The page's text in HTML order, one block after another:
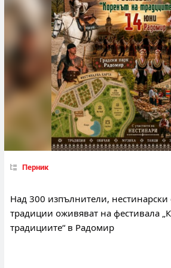
Перник
Над 300 изпълнители,
традиции оживяват на фестивала
традициите“ в Радомир